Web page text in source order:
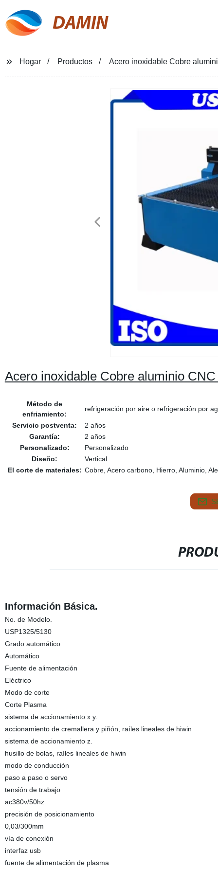
DAMIN
Hogar Productos Acero inoxidable Cobre
Acero inoxidable Cobre aluminio
Método de
enfriamiento:
refrigeración por aire o refrigeración por
Servicio postventa:
2 años
Garantía:
2 años
Personalizado:
Personalizado
Diseño:
Vertical
El corte de materiales: Cobre, Acero carbono, Hierro, Aluminio,
Información Básica.
No. de Modelo.
USP1325/5130
Grado automático
Automático
Fuente de alimentación
Eléctrico
Modo de corte
Corte Plasma
sistema de accionamiento x y.
accionamiento de cremallera y piñón, raíles lineales de hiwin
sistema de accionamiento z.
husillo de bolas, raíles lineales de hiwin
modo de conducción
paso a paso o servo
tensión de trabajo
ac380v/50hz
precisión de posicionamiento
0,03/300mm
vía de conexión
interfaz usb
fuente de alimentación de plasma